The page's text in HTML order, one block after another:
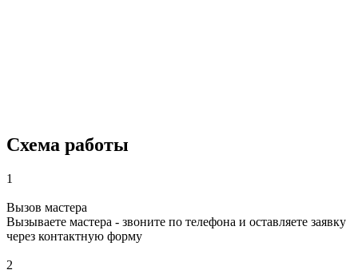
Схема работы
1
Вызов мастера
Вызываете мастера - звоните по телефона и оставляете заявку
через контактную форму
2